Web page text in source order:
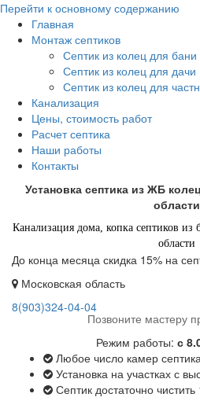
Перейти к основному содержанию
Главная
Монтаж септиков
Септик из колец для бани
Септик из колец для дачи
Септик из колец для
Канализация
Цены, стоимость работ
Расчет септика
Наши работы
Контакты
Установка септика из ЖБ
области
Канализация дома, копка септиков из
области
До конца месяца скидка 15% на
Московская область
8(903)324-04-04
Позвоните мастеру
Режим работы: с
Любое число камер
Установка на участках с
Септик достаточно